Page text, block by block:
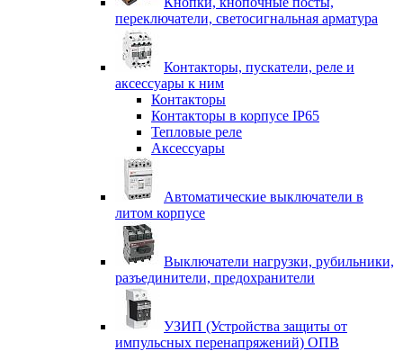
переключатели, светосигнальная арматура
Контакторы, пускатели, реле и
аксессуары к ним
Контакторы
Контакторы в корпусе IP65
Тепловые реле
Аксессуары
Автоматические выключатели в
литом корпусе
Выключатели нагрузки, рубильники,
разъединители, предохранители
УЗИП (Устройства защиты от
импульсных перенапряжений) ОПВ